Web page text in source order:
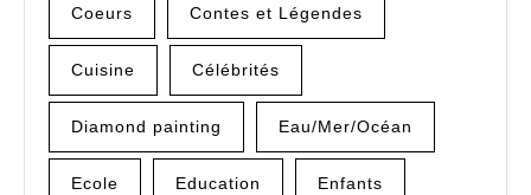
Coeurs Contes et Légendes
Cuisine Célébrités
Diamond painting Eau/Mer/Océan
Ecole Education Enfants